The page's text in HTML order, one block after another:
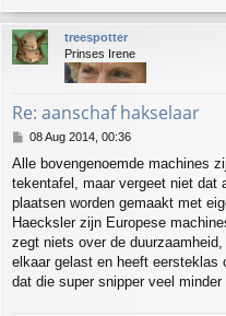
treespotter
Prinses Irene
Re: aanschaf hakselaar
P
s
t
08 Aug 2014, 00:36
Alle bovengenoemde machines
tekentafel, maar vergeet niet dat
plaatsen worden gemaakt met
Haecksler zijn Europese
zegt niets over de
elkaar gelast en heeft eersteklas
dat die super snipper veel